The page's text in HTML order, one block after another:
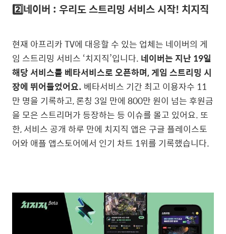
2️⃣네이버 : 우리도 스트리밍 서비스 시작! 치지직
현재 아프리카 TV에 대응할 수 있는 업체는 네이버의 게
임 스트리밍 서비스 ‘치지직’입니다. 네이버는 지난 19일
해당 서비스를 베타서비스로 오픈하며, 게임 스트리밍 시
장에 뛰어들었어요. 베타서비스 기간 최고 이용자수 11
만 명을 기록하고, 론칭 3일 만에 800만 원이 넘는 후원금
을 모은 스트리머가 등장하는 등 이슈를 몰고 있어요. 또
한, 서비스 공개 하루 만에 치지직 앱은 구글 플레이스토
어와 애플 앱스토어에서 인기 차트 1위를 기록했습니다.